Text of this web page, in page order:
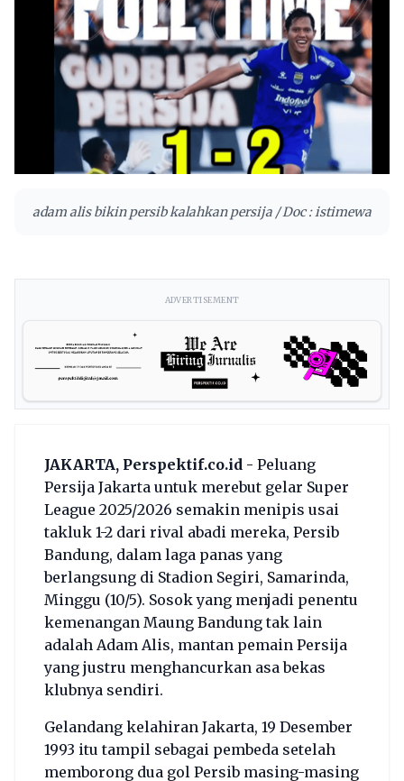
adam alis bikin persib kalahkan persija / Doc : istimewa
ADVERTISEMENT
JAKARTA, Perspektif.co.id - Peluang
Persija Jakarta untuk merebut gelar Super
League 2025/2026 semakin menipis usai
takluk 1-2 dari rival abadi mereka, Persib
Bandung, dalam laga panas yang
berlangsung di Stadion Segiri, Samarinda,
Minggu (10/5). Sosok yang menjadi penentu
kemenangan Maung Bandung tak lain
adalah Adam Alis, mantan pemain Persija
yang justru menghancurkan asa bekas
klubnya sendiri.
Gelandang kelahiran Jakarta, 19 Desember
1993 itu tampil sebagai pembeda setelah
memborong dua gol Persib masing-masing